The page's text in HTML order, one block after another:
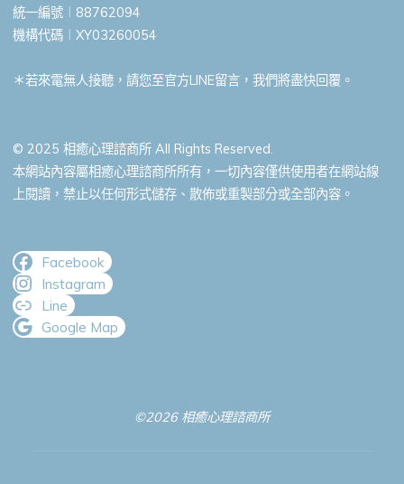
統一編號︱88762094
機構代碼︱XY03260054
＊若來電無人接聽，請您至官方LINE留言，我們將盡快回覆。
© 2025 相癒心理諮商所 All Rights Reserved.
本網站內容屬相癒心理諮商所所有，一切內容僅供使用者在網站線
上閱讀，禁止以任何形式儲存、散佈或重製部分或全部內容。
Facebook
Instagram
Line
Google Map
©2026 相癒心理諮商所